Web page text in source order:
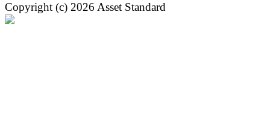
Copyright (c) 2026 Asset Standard